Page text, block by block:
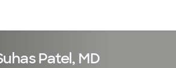
Patel, MD